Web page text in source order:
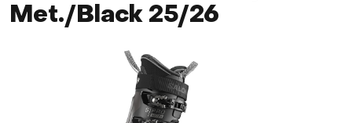
Met./Black 25/26